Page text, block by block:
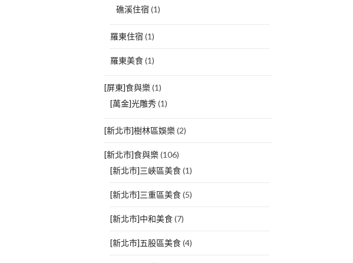
礁溪住宿 (1)
羅東住宿 (1)
羅東美食(1)
[屏東]食與樂(1)
[萬金]光雕秀(1)
[新北市]樹林區娛樂(2)
[新北市]食與樂(106)
[新北市]三峽區美食(1)
[新北市]三重區美食(5)
[新北市]中和美食(7)
[新北市]五股區美食(4)